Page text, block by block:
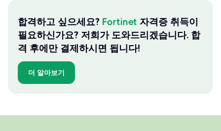
합격하고 싶으세요? Fortinet 자격증 취득이
필요하신가요? 저희가 도와드리겠습니다. 합
격 후에만 결제하시면 됩니다!
더 알아보기